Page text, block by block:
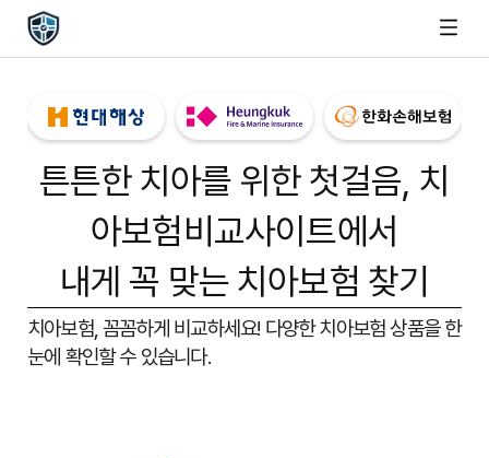
튼튼한 치아를 위한 첫걸음, 치
아보험비교사이트에서
내게 꼭 맞는 치아보험 찾기
치아보험, 꼼꼼하게 비교하세요! 다양한 치아보험 상품을 한
눈에 확인할 수 있습니다.